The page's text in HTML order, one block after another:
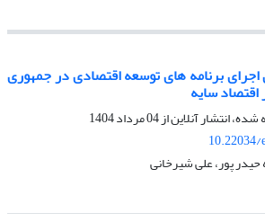
اجرای برنامه های توسعه اقتصادی در جمهوری
اقتصاد سایه
انتشار آنلاین از04 مرداد 1404
پور، علی شیرخانی